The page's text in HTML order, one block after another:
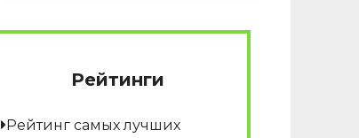
Рейтинги
Рейтинг самых лучших